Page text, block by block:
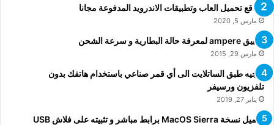
مواقع تحميل العاب وتطبيقات الاندرويد المدفوعة مجانا
مارس 5, 2020
تطبيق ampere لمعرفة حالة البطارية و سرعة الشحن
مارس 29, 2015
توجيه طبق الساتلايت الى أي قمر صناعي باستخدام هاتفك بدون
تلفزيون ورسيفر
يناير 27, 2019
تحميل نسخة MacOS Sierra برابط مباشر و تثبيته على فلاش USB